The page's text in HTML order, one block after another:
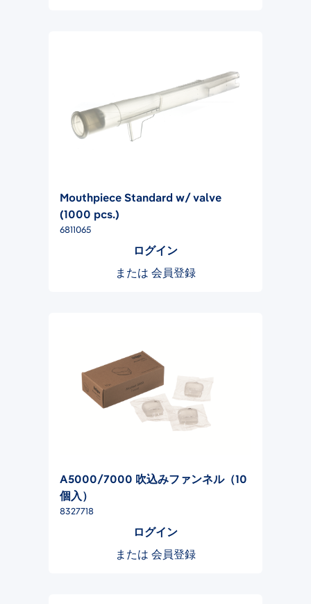
Mouthpiece Standard w/ valve
(1000 pcs.)
6811065
ログイン
または 会員登録
A5000/7000 吹込みファンネル（10
個入）
8327718
ログイン
または 会員登録